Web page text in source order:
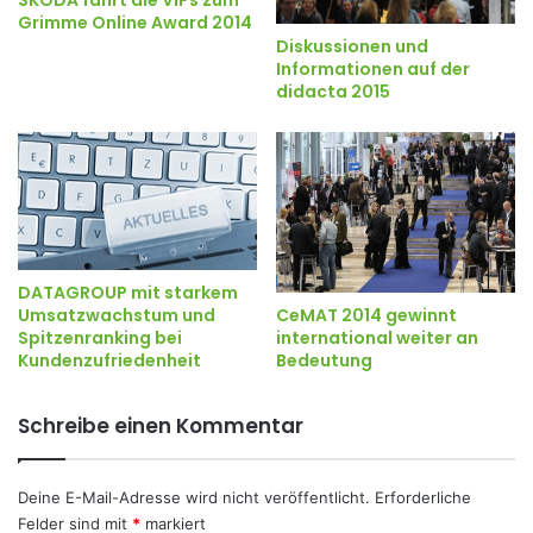
Grimme Online Award 2014
Diskussionen und
Informationen auf der
didacta 2015
DATAGROUP mit starkem
Umsatzwachstum und
Spitzenranking bei
Kundenzufriedenheit
CeMAT 2014 gewinnt
international weiter an
Bedeutung
Schreibe einen Kommentar
Deine E-Mail-Adresse wird nicht veröffentlicht. Erforderliche
Felder sind mit * markiert